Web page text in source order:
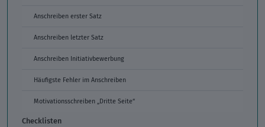
Anschreiben erster Satz
Anschreiben letzter Satz
Anschreiben Initiativbewerbung
Häufigste Fehler im Anschreiben
Motivationsschreiben „Dritte Seite“
Checklisten